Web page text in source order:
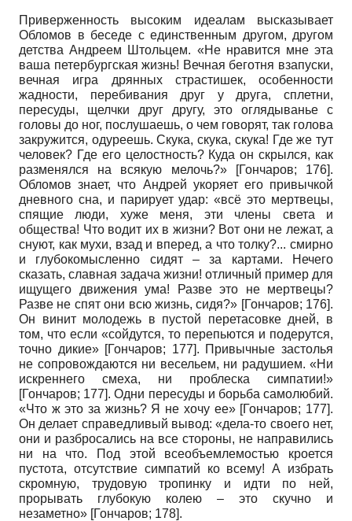
Приверженность высоким идеалам высказывает
Обломов в беседе с единственным другом, другом
детства Андреем Штольцем. «Не нравится мне эта
ваша петербургская жизнь! Вечная беготня взапуски,
вечная игра дрянных страстишек, особенности
жадности, перебивания друг у друга, сплетни,
пересуды, щелчки друг другу, это оглядыванье с
головы до ног, послушаешь, о чем говорят, так голова
закружится, одуреешь. Скука, скука, скука! Где же тут
человек? Где его целостность? Куда он скрылся, как
разменялся на всякую мелочь?»
[Гончаров; 176].
Обломов знает, что Андрей укоряет его привычкой
дневного сна, и парирует удар: «всё это мертвецы,
спящие люди, хуже меня, эти члены света и
общества! Что водит их в жизни? Вот они не лежат, а
снуют, как мухи, взад и вперед, а что толку?... смирно
и глубокомысленно сидят – за картами. Нечего
сказать, славная задача жизни! отличный пример для
ищущего движения ума! Разве это не мертвецы?
Разве не спят они всю жизнь, сидя?» [Гончаров; 176].
Он винит молодежь в пустой перетасовке дней, в
том, что если «сойдутся, то перепьются и подерутся,
точно дикие» [Гончаров; 177]. Привычные застолья
не сопровождаются ни весельем, ни радушием. «Ни
искреннего смеха, ни проблеска симпатии!»
[Гончаров; 177]. Одни пересуды и борьба самолюбий.
«Что ж это за жизнь? Я не хочу ее» [Гончаров; 177].
Он делает справедливый вывод: «дела-то своего нет,
они и разбросались на все стороны, не направились
ни на что. Под этой всеобъемлемостью кроется
пустота, отсутствие симпатий ко всему! А избрать
скромную, трудовую тропинку и идти по ней,
прорывать глубокую колею – это скучно и
незаметно» [Гончаров; 178].